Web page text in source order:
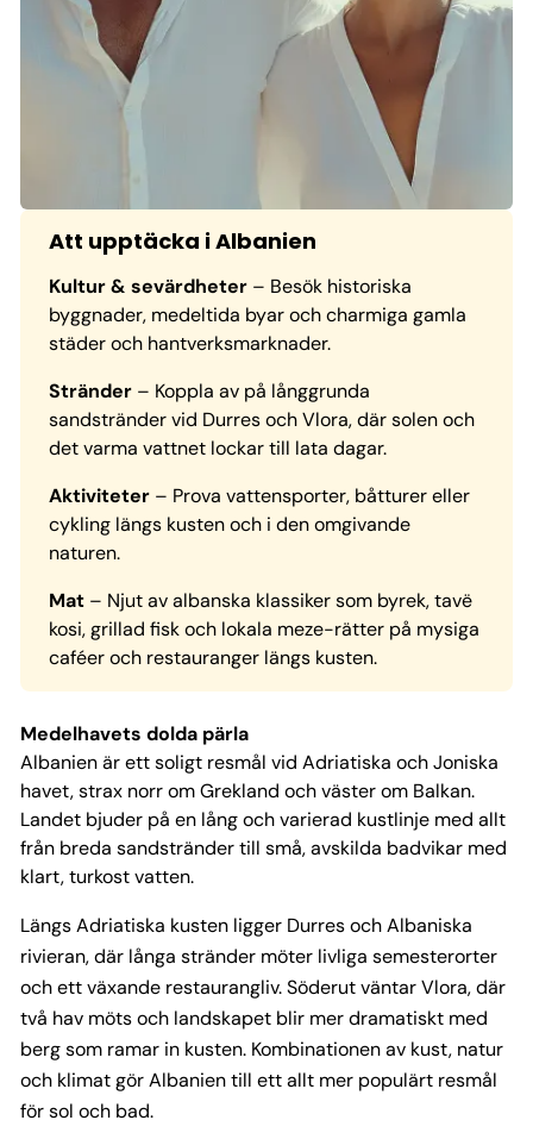
Att upptäcka i Albanien
Kultur & sevärdheter – Besök historiska
byggnader, medeltida byar och charmiga gamla
städer och hantverksmarknader.
Stränder – Koppla av på långgrunda
sandstränder vid Durres och Vlora, där solen och
det varma vattnet lockar till lata dagar.
Aktiviteter – Prova vattensporter, båtturer eller
cykling längs kusten och i den omgivande
naturen.
Mat – Njut av albanska klassiker som byrek, tavë
kosi, grillad fisk och lokala meze-rätter på mysiga
caféer och restauranger längs kusten.
Medelhavets dolda pärla
Albanien är ett soligt resmål vid Adriatiska och Joniska
havet, strax norr om Grekland och väster om Balkan.
Landet bjuder på en lång och varierad kustlinje med allt
från breda sandstränder till små, avskilda badvikar med
klart, turkost vatten.
Längs Adriatiska kusten ligger Durres och Albaniska
rivieran, där långa stränder möter livliga semesterorter
och ett växande restaurangliv. Söderut väntar Vlora, där
två hav möts och landskapet blir mer dramatiskt med
berg som ramar in kusten. Kombinationen av kust, natur
och klimat gör Albanien till ett allt mer populärt resmål
för sol och bad.